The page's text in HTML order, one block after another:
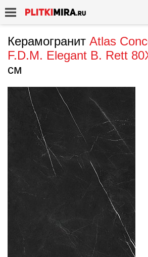
Керамогранит Atlas
F.D.M. Elegant B. Rett
см